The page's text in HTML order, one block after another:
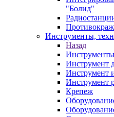
"Болид"
Инструменты,
Назад
Инструмент
Инструмент
Инструмент
Крепеж